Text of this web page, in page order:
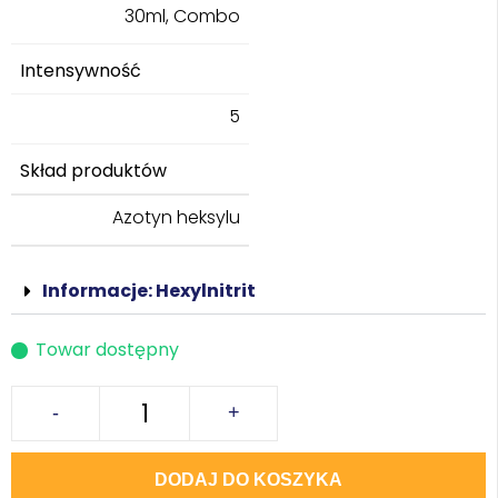
30ml, Combo
Intensywność
5
Skład produktów
Azotyn heksylu
Informacje: Hexylnitrit
Towar dostępny
- +
DODAJ DO KOSZYKA